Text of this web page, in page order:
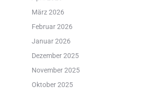
März 2026
Februar 2026
Januar 2026
Dezember 2025
November 2025
Oktober 2025